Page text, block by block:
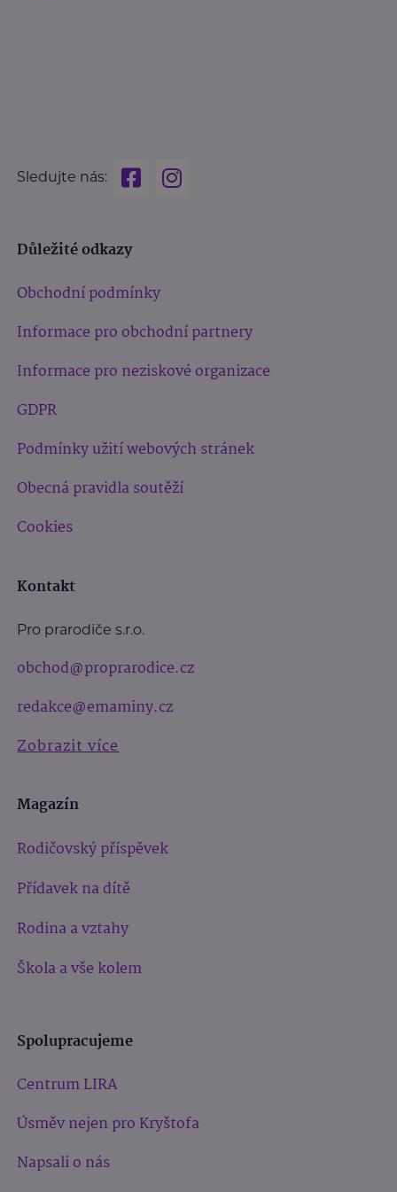
Sledujte nás:
Důležité odkazy
Obchodní podmínky
Informace pro obchodní partnery
Informace pro neziskové organizace
GDPR
Podmínky užití webových stránek
Obecná pravidla soutěží
Cookies
Kontakt
Pro prarodiče s.r.o.
obchod@proprarodice.cz
redakce@emaminy.cz
Zobrazit více
Magazín
Rodičovský příspěvek
Přídavek na dítě
Rodina a vztahy
Škola a vše kolem
Spolupracujeme
Centrum LIRA
Úsměv nejen pro Kryštofa
Napsali o nás